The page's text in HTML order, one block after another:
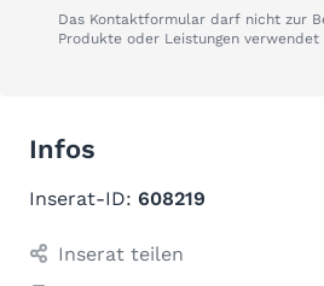
Das Kontaktformular darf nicht zur
Produkte oder Leistungen verwendet
Infos
Inserat-ID: 608219
Inserat teilen